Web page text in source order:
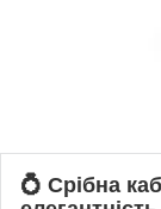
💍 Срібна